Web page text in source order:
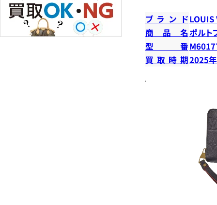
ブランドLOUIS
商品名ポルト
型番
買取時期2025